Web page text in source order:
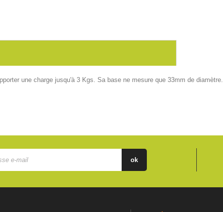
une charge jusqu'à 3 Kgs. Sa base ne mesure que 33mm de diamètre.
ok